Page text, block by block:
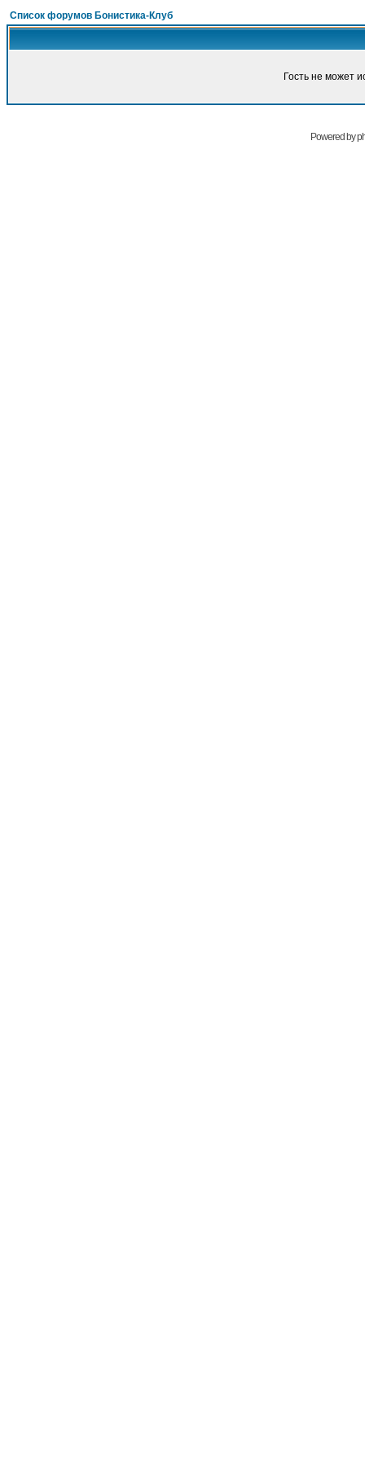
Список форумов Бонистика-Клуб
Гость не может
Powered by